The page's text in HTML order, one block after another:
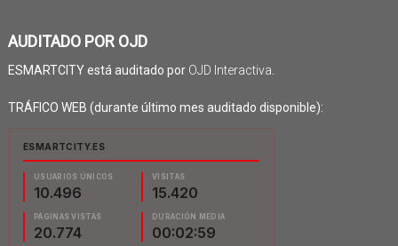
AUDITADO POR OJD
ESMARTCITY está auditado por OJD Interactiva
TRÁFICO WEB (durante último mes auditado disponible):